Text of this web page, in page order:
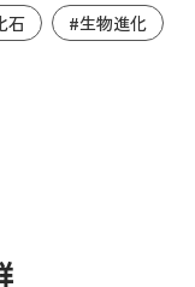
、アオウミガメや
世界有数のジュ
クジラやバンド
石
#生物進化